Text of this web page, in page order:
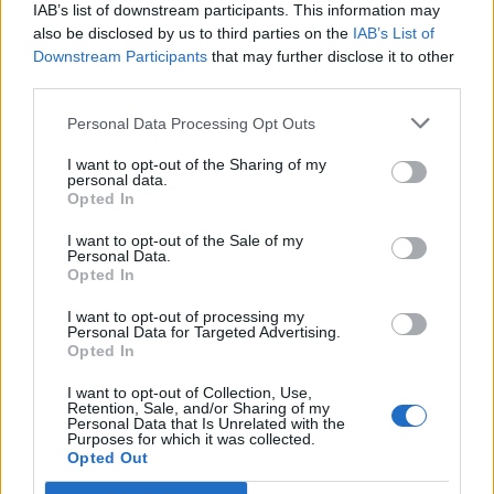
IAB’s list of downstream participants. This information may
also be disclosed by us to third parties on the IAB’s List of
Downstream Participants that may further disclose it to other
Personal Data Processing Opt Outs
I want to opt-out of the Sharing of my
personal data.
Opted In
I want to opt-out of the Sale of my
Personal Data.
Opted In
I want to opt-out of processing my
Personal Data for Targeted Advertising.
Opted In
I want to opt-out of Collection, Use,
Retention, Sale, and/or Sharing of my
Personal Data that Is Unrelated with the
Purposes for which it was collected.
Opted Out
παρουσιαστεί ανά τομέα σιγά σιγά. Αυτό που
θέλουμε να κερδίσουμε είναι τον κόσμο με ένα
ρεαλιστικό, εφαρμόσιμο πρόγραμμα από την
πρώτη κιόλας μέρα διακυβέρνησης», συμπλήρωσε
ο κ. Καρπουχτσής.
“Θετικό ότι έχει κυβερνήσει ξανά ο
Αλέξης Τσίπρας”
Μιλώντας για τον Αλέξη Τσίπρα, ο κ. Καρπουχτσής
χαρακτήρισε θετικό το γεγονός ότι «έχει
ξανακυβερνήσει γιατί έχει κριθεί σε ένα βασικό
τομέα, στον τομέα της εντιμότητας και της
Τι είπε για τον “πατριωτικό φόρο”
Για τον «πατριωτικό φόρο», ο αναπληρωτής